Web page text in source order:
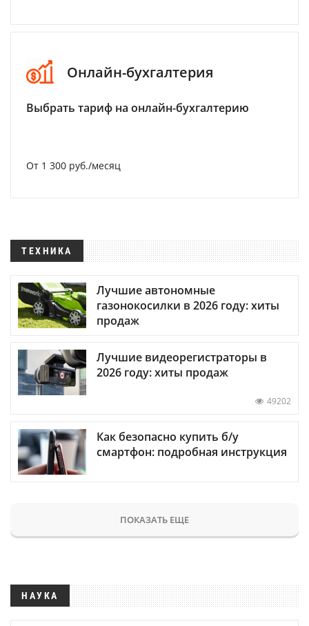
Онлайн-бухгалтерия
Выбрать тариф на онлайн-бухгалтерию
От 1 300 руб./месяц
ТЕХНИКА
Лучшие автономные
газонокосилки в 2026 году: хиты
продаж
Лучшие видеорегистраторы в
2026 году: хиты продаж
49202
Как безопасно купить б/у
смартфон: подробная инструкция
ПОКАЗАТЬ ЕЩЕ
НАУКА